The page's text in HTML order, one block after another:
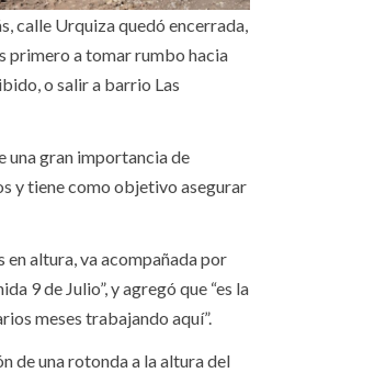
calle Urquiza quedó encerrada,
primero a tomar rumbo hacia
o salir a barrio Las
una gran importancia de
y tiene como objetivo asegurar
en altura, va acompañada por
9 de Julio”, y agregó que “es la
meses trabajando aquí”.
de una rotonda a la altura del